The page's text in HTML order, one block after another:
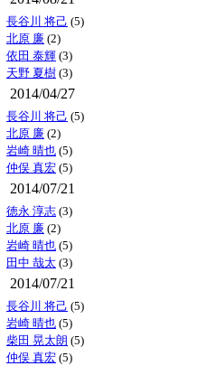
長谷川 将己 (5)
北原 廉 (2)
依田 泰輝 (3)
天野 夏樹 (3)
2014/04/27
長谷川 将己 (5)
北原 廉 (2)
岩崎 晴也 (5)
仲俣 真宏 (5)
2014/07/21
徳永 淳志 (3)
北原 廉 (2)
岩崎 晴也 (5)
田中 哉太 (3)
2014/07/21
長谷川 将己 (5)
岩崎 晴也 (5)
柴田 晃太朗 (5)
仲俣 真宏 (5)